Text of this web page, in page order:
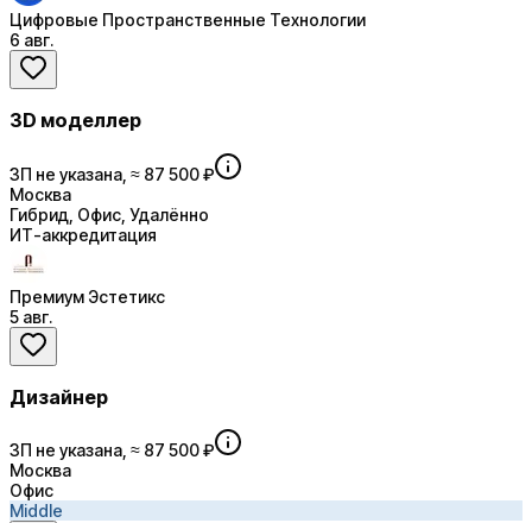
Цифровые Пространственные Технологии
6 авг.
3D моделлер
ЗП не указана, ≈ 87 500 ₽
Москва
Гибрид, Офис, Удалённо
ИТ-аккредитация
Премиум Эстетикс
5 авг.
Дизайнер
ЗП не указана, ≈ 87 500 ₽
Москва
Офис
Middle